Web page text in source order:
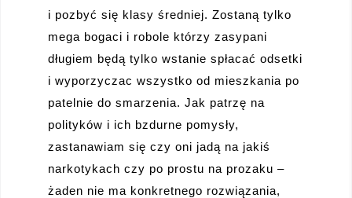
i pozbyć się klasy średniej. Zostaną tylko
mega bogaci i robole którzy zasypani
długiem będą tylko wstanie spłacać odsetki
i wyporzyczac wszystko od mieszkania po
patelnie do smarzenia. Jak patrzę na
polityków i ich bzdurne pomysły,
zastanawiam się czy oni jadą na jakiś
narkotykach czy po prostu na prozaku –
żaden nie ma konkretnego rozwiązania,